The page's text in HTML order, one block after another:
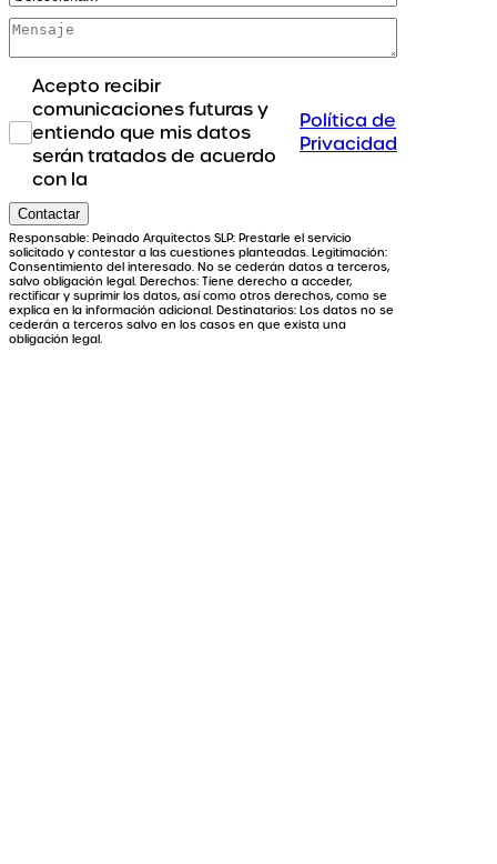
Acepto recibir
comunicaciones futuras y
entiendo que mis datos
serán tratados de acuerdo
con la
Política de
Privacidad
Contactar
Responsable: Peinado Arquitectos SLP: Prestarle el servicio
solicitado y contestar a las cuestiones planteadas. Legitimación:
Consentimiento del interesado. No se cederán datos a terceros,
salvo obligación legal. Derechos: Tiene derecho a acceder,
rectificar y suprimir los datos, así como otros derechos, como se
explica en la información adicional. Destinatarios: Los datos no se
cederán a terceros salvo en los casos en que exista una
obligación legal.